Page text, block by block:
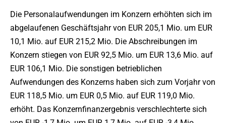
Die Personalaufwendungen im Konzern erhöhten sich im
abgelaufenen Geschäftsjahr von EUR 205,1 Mio. um EUR
10,1 Mio. auf EUR 215,2 Mio. Die Abschreibungen im
Konzern stiegen von EUR 92,5 Mio. um EUR 13,6 Mio. auf
EUR 106,1 Mio. Die sonstigen betrieblichen
Aufwendungen des Konzerns haben sich zum Vorjahr von
EUR 118,5 Mio. um EUR 0,5 Mio. auf EUR 119,0 Mio.
erhöht. Das Konzernfinanzergebnis verschlechterte sich